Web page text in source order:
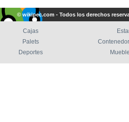
© wikipec.com - Todos los derechos
Cajas
Palets
Deportes